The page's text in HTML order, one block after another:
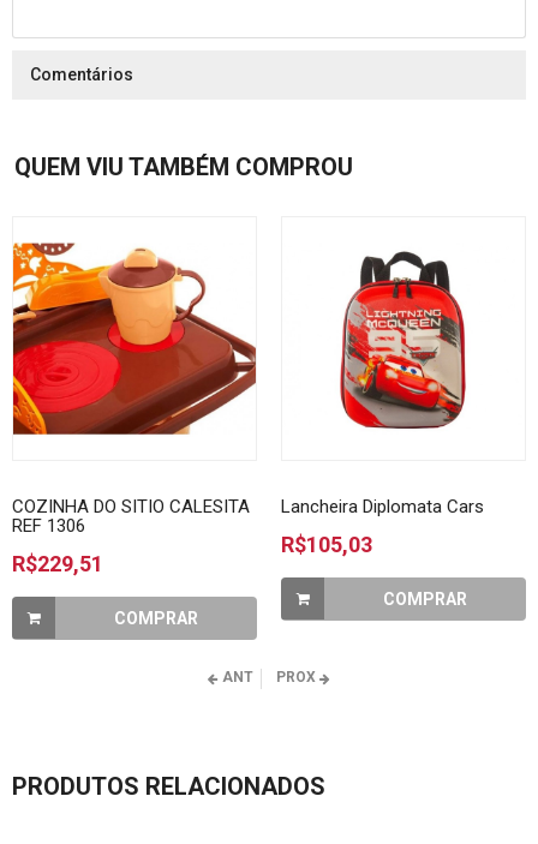
Comentários
QUEM VIU TAMBÉM COMPROU
COZINHA DO SITIO CALESITA
REF 1306
R$229,51
COMPRAR
Lancheira Diplomata Cars
R$105,03
COMPRAR
ANT PROX
PRODUTOS RELACIONADOS